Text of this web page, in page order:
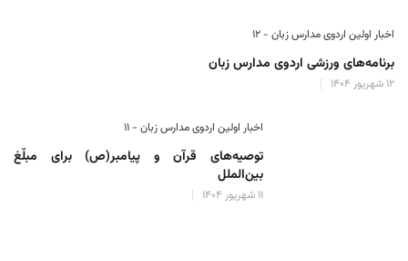
اخبار اولین اردوی مدارس زبان - ۱۲
برنامه‌های ورزشی اردوی مدارس زبان
۱۲ شهریور ۱۴۰۴
اخبار اولین اردوی مدارس زبان - ۱۱
توصیه‌های قرآن و پیامبر(ص) برای مبلّغ
بین‌الملل
۱۱ شهریور ۱۴۰۴